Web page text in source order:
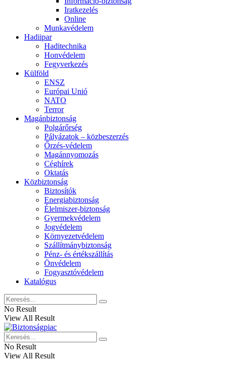
Iratkezelés
Online
Munkavédelem
Hadiipar
Haditechnika
Honvédelem
Fegyverkezés
Külföld
ENSZ
Európai Unió
NATO
Terror
Magánbiztonság
Polgárőrség
Pályázatok – közbeszerzés
Őrzés-védelem
Magánnyomozás
Céghírek
Oktatás
Közbiztonság
Biztosítók
Energiabiztonság
Élelmiszer-biztonság
Gyermekvédelem
Jogvédelem
Környezetvédelem
Szállítmánybiztonság
Pénz- és értékszállítás
Önvédelem
Fogyasztóvédelem
Katalógus
No Result
View All Result
No Result
View All Result